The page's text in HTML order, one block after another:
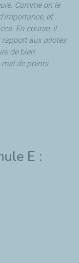
Comme on le
et
En course, il
aux pilotes
de bien
mal de points
E :